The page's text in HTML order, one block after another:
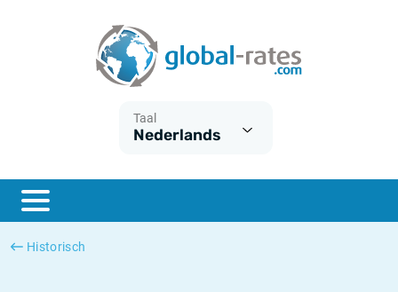
Taal
Nederlands
Historisch
ESTER
SONIA
Wat is CPI inflatie?
Wat is HICP inflatie?
Nederlandse inflatie - CPI
Amerikaanse inflatie - CPI
Euribor historie
SOFR historie
TONAR historie
Inflatiecalculator